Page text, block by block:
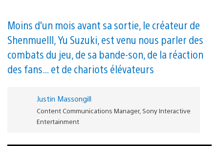
Moins d'un mois avant sa sortie, le créateur de
Shenmue III, Yu Suzuki, est venu nous parler des
combats du jeu, de sa bande-son, de la réaction
des fans… et de chariots élévateurs
Justin Massongill
Content Communications Manager, Sony Interactive
Entertainment